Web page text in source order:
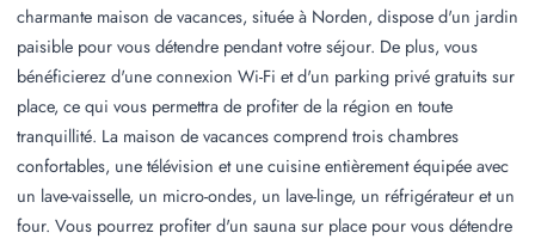
charmante maison de vacances, située à Norden, dispose d'un jardin
paisible pour vous détendre pendant votre séjour. De plus, vous
bénéficierez d'une connexion Wi-Fi et d'un parking privé gratuits sur
place, ce qui vous permettra de profiter de la région en toute
tranquillité. La maison de vacances comprend trois chambres
confortables, une télévision et une cuisine entièrement équipée avec
un lave-vaisselle, un micro-ondes, un lave-linge, un réfrigérateur et un
four. Vous pourrez profiter d'un sauna sur place pour vous détendre